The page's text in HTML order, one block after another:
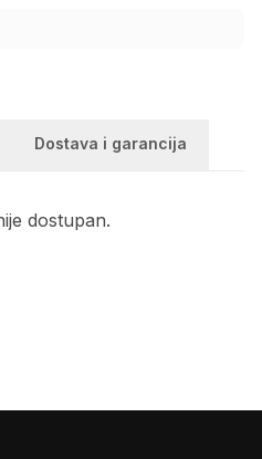
Dostava i garancija
dostupan.